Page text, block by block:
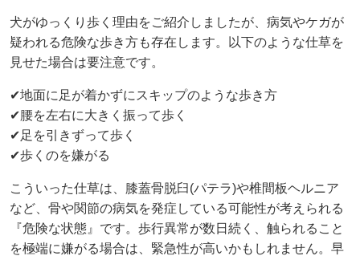
犬がゆっくり歩く理由をご紹介しましたが、病気やケガが
疑われる危険な歩き方も存在します。以下のような仕草を
見せた場合は要注意です。
✔地面に足が着かずにスキップのような歩き方
✔腰を左右に大きく振って歩く
✔足を引きずって歩く
✔歩くのを嫌がる
こういった仕草は、膝蓋骨脱臼(パテラ)や椎間板ヘルニア
など、骨や関節の病気を発症している可能性が考えられる
『危険な状態』です。歩行異常が数日続く、触られること
を極端に嫌がる場合は、緊急性が高いかもしれません。早